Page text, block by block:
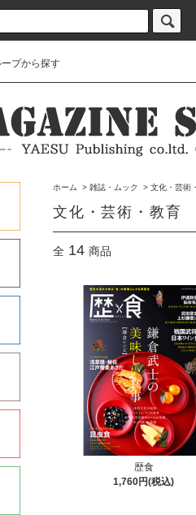
ープから探す
ホーム > 雑誌・ムック > 文化・芸術
文化・芸術・教育
全 14 商品
歴食
1,760円(税込)